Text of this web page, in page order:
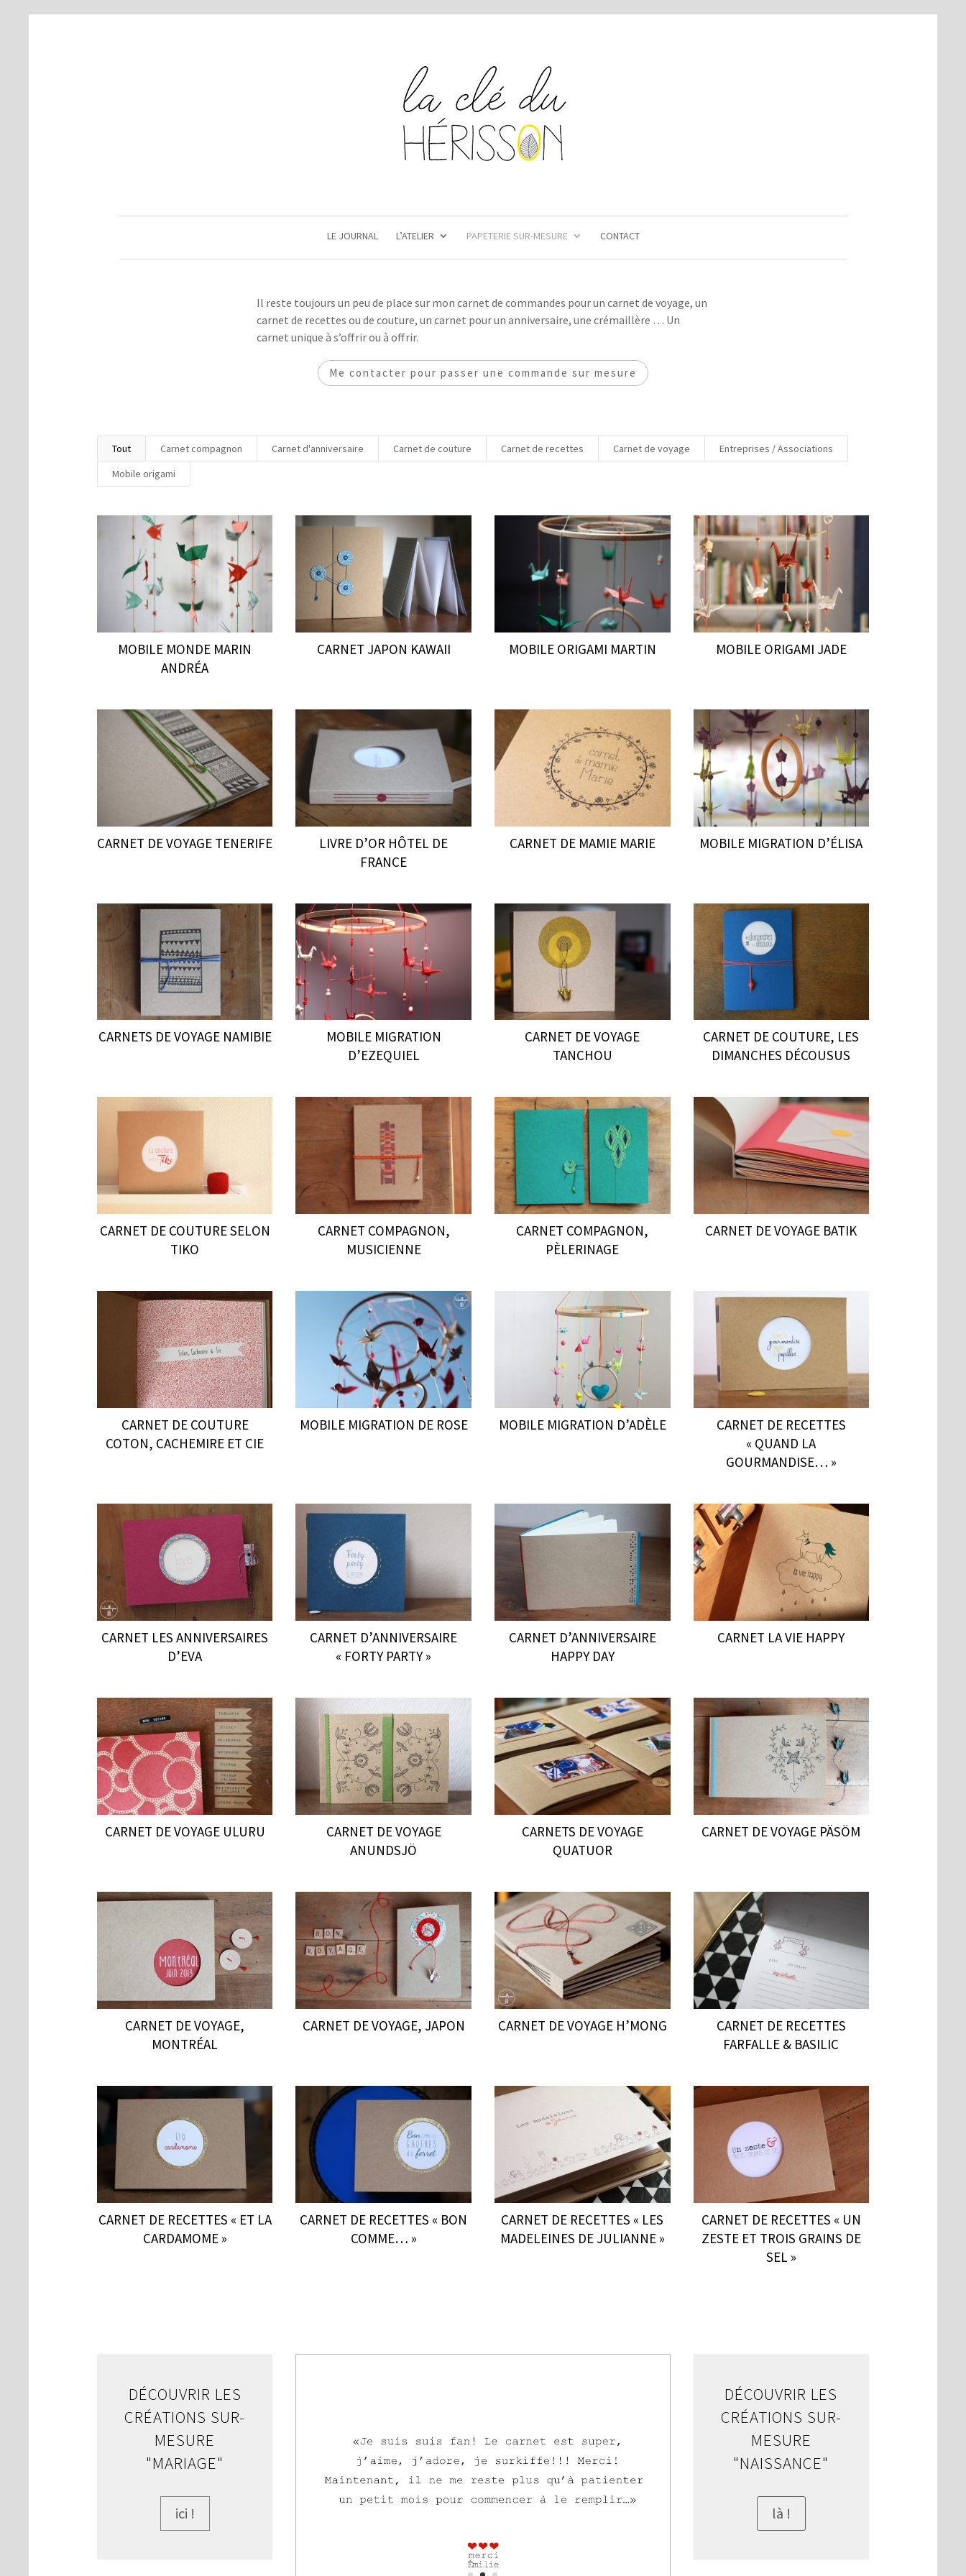
LE JOURNAL L’ATELIER PAPETERIE SUR-MESURE CONTACT
Il reste toujours un peu de place sur mon carnet de commandes pour un carnet de voyage, un
carnet de recettes ou de couture, un carnet pour un anniversaire, une crémaillère … Un
carnet unique à s’offrir ou à offrir.
Me contacter pour passer une commande sur mesure
Tout Carnet compagnon Carnet d'anniversaire Carnet de couture Carnet de recettes Carnet de voyage
Entreprises / Associations
Mobile origami
MOBILE MONDE MARIN
ANDRÉA
CARNET JAPON KAWAII MOBILE ORIGAMI MARTIN MOBILE ORIGAMI JADE
CARNET DE VOYAGE TENERIFE
LIVRE D’OR HÔTEL DE
FRANCE
CARNET DE MAMIE MARIE MOBILE MIGRATION D’ÉLISA
CARNETS DE VOYAGE NAMIBIE
MOBILE MIGRATION
D’EZEQUIEL
CARNET DE VOYAGE
TANCHOU
CARNET DE COUTURE, LES
DIMANCHES DÉCOUSUS
CARNET DE COUTURE SELON
TIKO
CARNET COMPAGNON,
MUSICIENNE
CARNET COMPAGNON,
PÈLERINAGE
CARNET DE VOYAGE BATIK
CARNET DE COUTURE
COTON, CACHEMIRE ET CIE
MOBILE MIGRATION DE ROSE MOBILE MIGRATION D’ADÈLE
CARNET DE RECETTES
« QUAND LA
GOURMANDISE… »
CARNET LES ANNIVERSAIRES
D’EVA
CARNET D’ANNIVERSAIRE
« FORTY PARTY »
CARNET D’ANNIVERSAIRE
HAPPY DAY
CARNET LA VIE HAPPY
CARNET DE VOYAGE ULURU
CARNET DE VOYAGE
ANUNDSJÖ
CARNETS DE VOYAGE
QUATUOR
CARNET DE VOYAGE PÄSÖM
CARNET DE VOYAGE,
MONTRÉAL
CARNET DE VOYAGE, JAPON CARNET DE VOYAGE H’MONG
CARNET DE RECETTES
FARFALLE & BASILIC
CARNET DE RECETTES « ET LA
CARDAMOME »
CARNET DE RECETTES « BON
COMME… »
CARNET DE RECETTES « LES
MADELEINES DE JULIANNE »
CARNET DE RECETTES « UN
ZESTE ET TROIS GRAINS DE
SEL »
DÉCOUVRIR LES
CRÉATIONS SUR-
MESURE
"MARIAGE"
ici !
DÉCOUVRIR LES
CRÉATIONS SUR-
MESURE
"NAISSANCE"
là !